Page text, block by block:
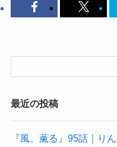
最近の投稿
『風、薫る』95話｜り